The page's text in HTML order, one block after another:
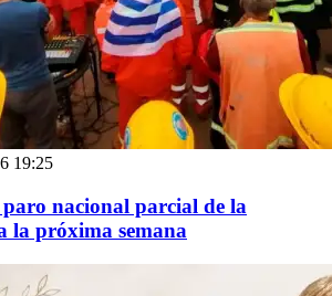
19:25
paro nacional parcial de la
la próxima semana